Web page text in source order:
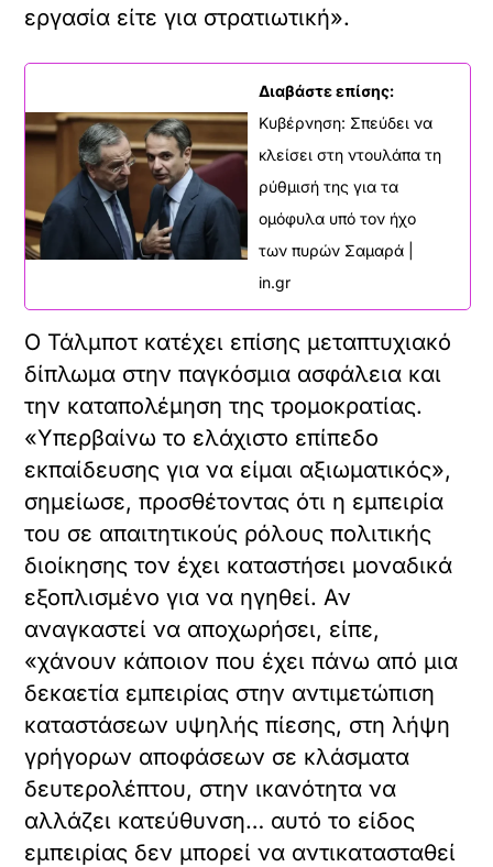
εργασία είτε για στρατιωτική».
Διαβάστε επίσης:
Κυβέρνηση: Σπεύδει να
κλείσει στη ντουλάπα τη
ρύθμισή της για τα
ομόφυλα υπό τον ήχο
των πυρών Σαμαρά |
in.gr
Ο Τάλμποτ κατέχει επίσης μεταπτυχιακό
δίπλωμα στην παγκόσμια ασφάλεια και
την καταπολέμηση της τρομοκρατίας.
«Υπερβαίνω το ελάχιστο επίπεδο
εκπαίδευσης για να είμαι αξιωματικός»,
σημείωσε, προσθέτοντας ότι η εμπειρία
του σε απαιτητικούς ρόλους πολιτικής
διοίκησης τον έχει καταστήσει μοναδικά
εξοπλισμένο για να ηγηθεί. Αν
αναγκαστεί να αποχωρήσει, είπε,
«χάνουν κάποιον που έχει πάνω από μια
δεκαετία εμπειρίας στην αντιμετώπιση
καταστάσεων υψηλής πίεσης, στη λήψη
γρήγορων αποφάσεων σε κλάσματα
δευτερολέπτου, στην ικανότητα να
αλλάζει κατεύθυνση… αυτό το είδος
εμπειρίας δεν μπορεί να αντικατασταθεί